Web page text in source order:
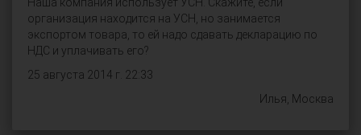
организация находится на УСН, но занимается
экспортом товара, то ей надо сдавать декларацию по
НДС и уплачивать его?
25 августа 2014 г. 22:33
Илья, Москва